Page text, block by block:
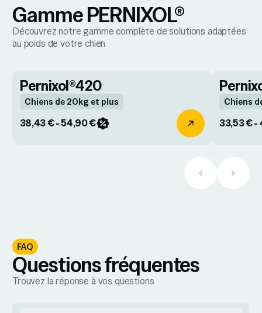
Gamme PERNIXOL®
Découvrez notre gamme complète de solutions adaptées
au poids de votre chien
Pernixol®420
Chiens de 20kg et plus
38,43 € - 54,90 €
Chiens
33,53 € -
FAQ
Questions fréquentes
Trouvez la réponse à vos questions